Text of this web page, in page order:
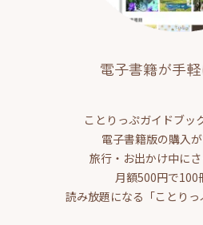
電子書籍が手
ことりっぷガイドブッ
電子書籍版の購入が
旅行・お出かけ中に
月額500円で100
読み放題になる「ことり